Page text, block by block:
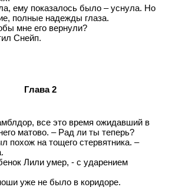
ему показалось было – уснула. Но
полные надежды глаза.
мне его вернули?
Снейп.
Глава 2
все это время ожидавший в
матово. – Рад ли ты теперь?
похож на тощего стервятника. –
Лили умер, - с ударением
уже не было в коридоре.